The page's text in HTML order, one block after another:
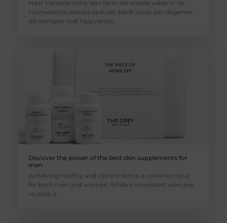
Haar transplantatie, een term die steeds vaker in de
cosmetische wereld opduikt, biedt hoop aan degenen
die kampen met haarverlies.
Discover the power of the best skin supplements for
men
Achieving healthy and vibrant skin is a common goal
for both men and women. While a consistent skincare
routine is